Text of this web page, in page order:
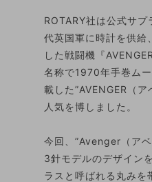
ROTARY社は公式サ
代英国軍に時計を供給
した戦闘機『
名称で1970年手巻ム
載した”AVENGER（
人気を博しました。
今回、”Avenger（ア
3針モデルのデザイン
ラスと呼ばれる丸みを